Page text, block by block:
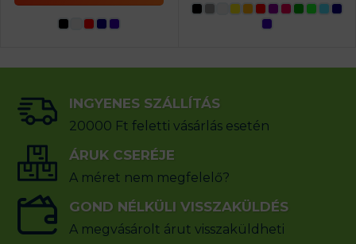
INGYENES SZÁLLÍTÁS
20000 Ft feletti vásárlás esetén
ÁRUK CSERÉJE
A méret nem megfelelő?
GOND NÉLKÜLI VISSZAKÜLDÉS
A megvásárolt árut visszaküldheti